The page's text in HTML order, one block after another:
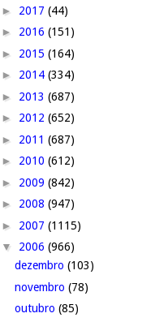
► 2017 (44)
► 2016 (151)
► 2015 (164)
► 2014 (334)
► 2013 (687)
► 2012 (652)
► 2011 (687)
► 2010 (612)
► 2009 (842)
► 2008 (947)
► 2007 (1115)
▼ 2006 (966)
dezembro (103)
novembro (78)
outubro (85)